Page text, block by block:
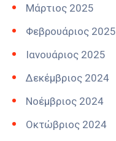
Μάρτιος 2025
Φεβρουάριος 2025
Ιανουάριος 2025
Δεκέμβριος 2024
Νοέμβριος 2024
Οκτώβριος 2024